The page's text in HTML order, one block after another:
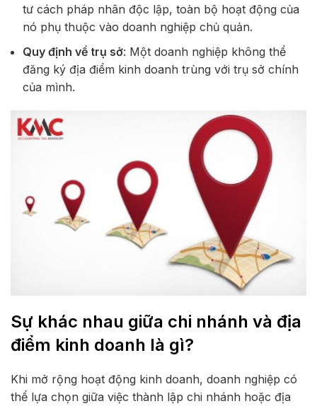
tư cách pháp nhân độc lập, toàn bộ hoạt động của
nó phụ thuộc vào doanh nghiệp chủ quản.
Quy định về trụ sở: Một doanh nghiệp không thể
đăng ký địa điểm kinh doanh trùng với trụ sở chính
của mình.
Sự khác nhau giữa chi nhánh và địa
điểm kinh doanh là gì?
Khi mở rộng hoạt động kinh doanh, doanh nghiệp có
thể lựa chọn giữa việc thành lập chi nhánh hoặc địa